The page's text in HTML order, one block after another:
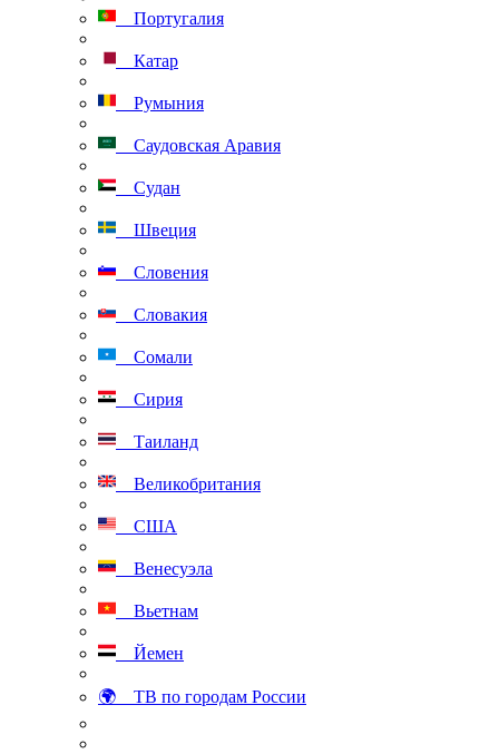
Португалия
Катар
Румыния
Саудовская Аравия
Судан
Швеция
Словения
Словакия
Сомали
Сирия
Таиланд
Великобритания
США
Венесуэла
Вьетнам
Йемен
🌍 ТВ по городам России